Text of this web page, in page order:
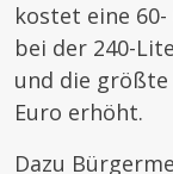
kostet eine
bei der 240-
und die
Euro erhöht.
Dazu